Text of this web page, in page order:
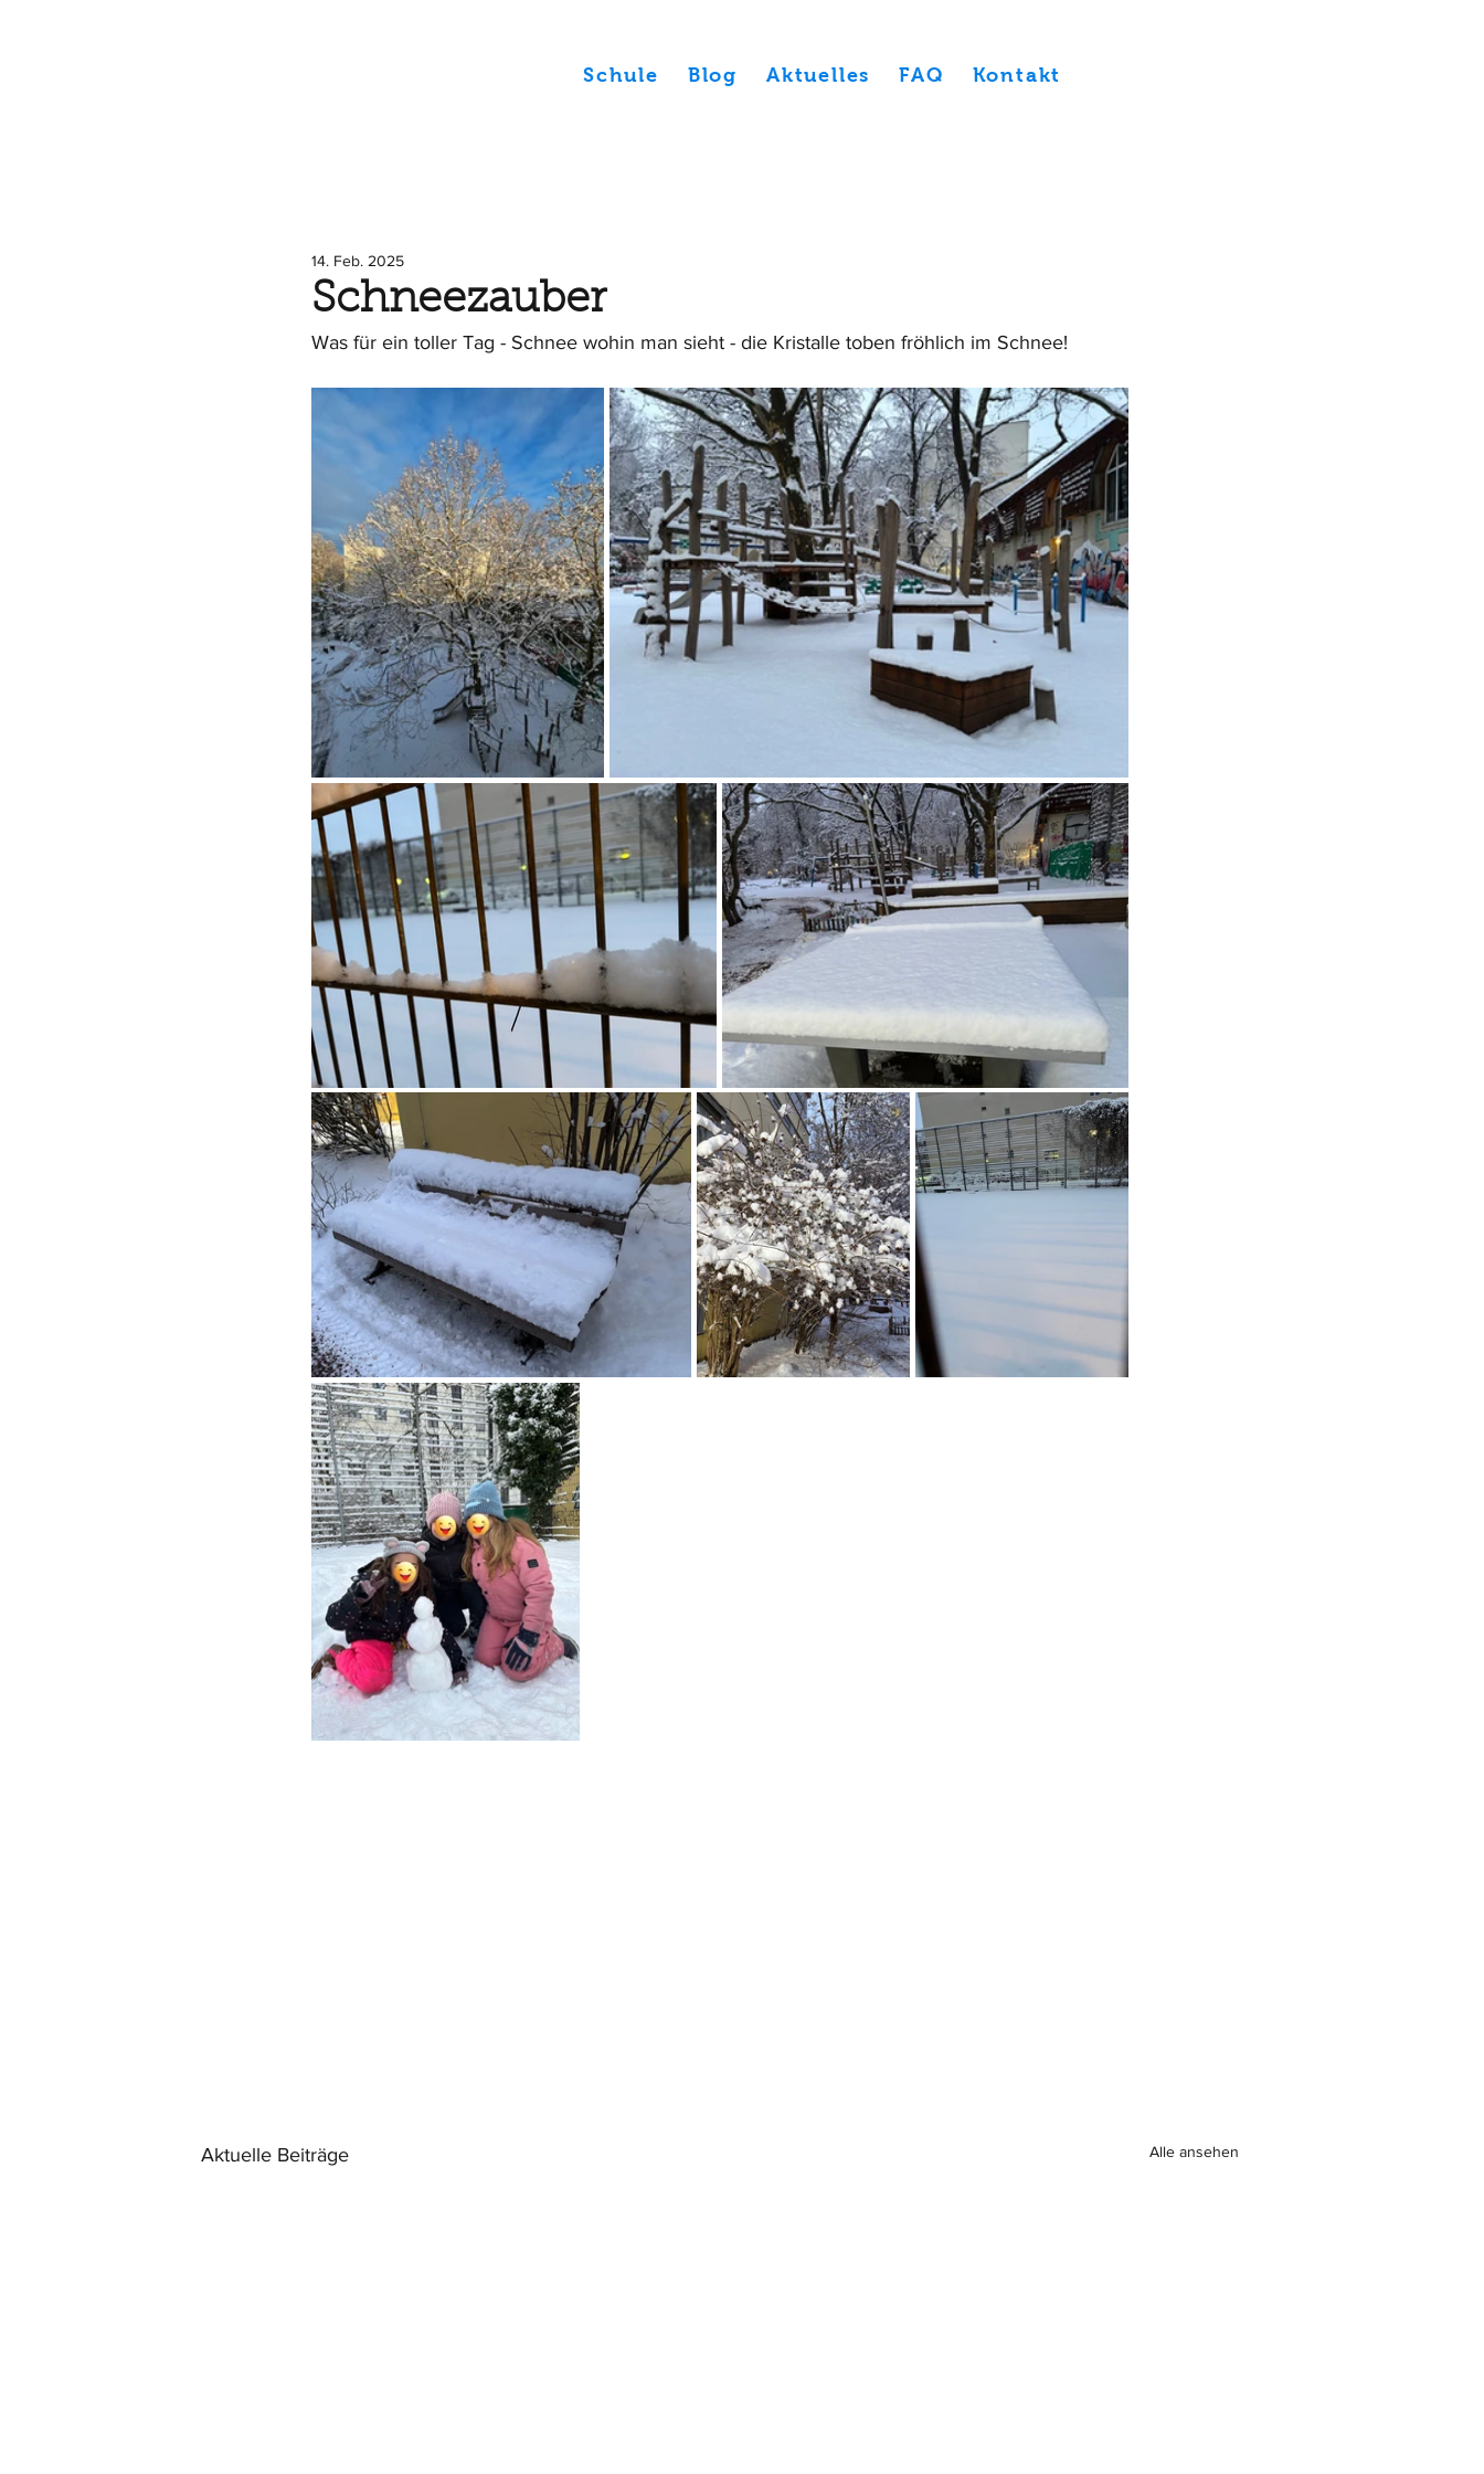
Schule Blog Aktuelles FAQ Kontakt
Schneezauber
14. Feb. 2025
Was für ein toller Tag - Schnee wohin man sieht - die Kristalle toben fröhlich im Schnee!
Aktuelle Beiträge Alle ansehen